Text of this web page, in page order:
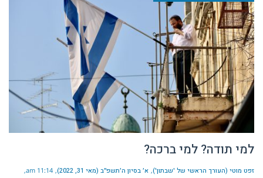
למי תודה? למי ברכה?
זפט מוטי (העורך הראשי של 'שבתון') א׳ בסיון ה׳תשפ״ב (מאי 31, 2022) 11:14 am